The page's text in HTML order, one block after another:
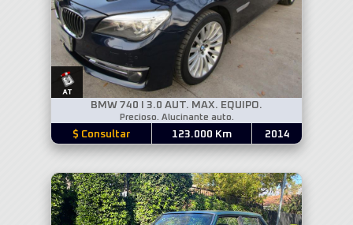
BMW 740 I 3.0 AUT. MAX. EQUIPO.
Precioso. Alucinante auto.
$ Consultar 123.000 Km 2014